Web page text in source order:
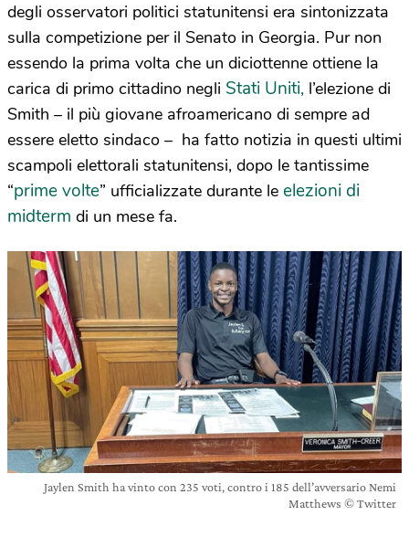
degli osservatori politici statunitensi era sintonizzata
sulla competizione per il Senato in Georgia. Pur non
essendo la prima volta che un diciottenne ottiene la
carica di primo cittadino negli Stati Uniti, l’elezione di
Smith – il più giovane afroamericano di sempre ad
essere eletto sindaco – ha fatto notizia in questi ultimi
scampoli elettorali statunitensi, dopo le tantissime
“prime volte” ufficializzate durante le elezioni di
midterm di un mese fa.
Jaylen Smith ha vinto con 235 voti, contro i 185 dell’avversario Nemi
Matthews © Twitter